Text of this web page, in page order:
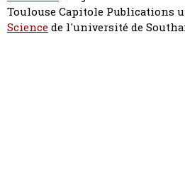
Toulouse Capitole Publications
Sciencede l'université de